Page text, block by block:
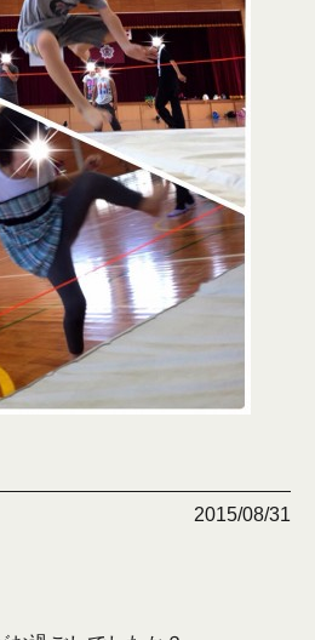
2015/08/31